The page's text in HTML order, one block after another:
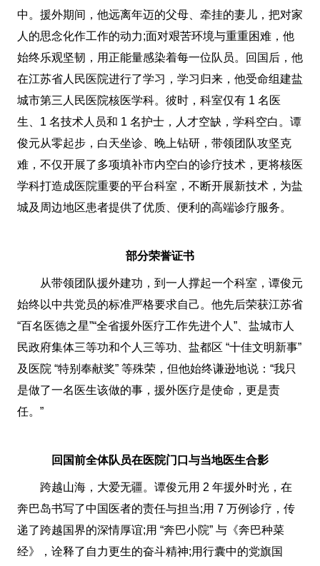
中。援外期间，他远离年迈的父母、牵挂的妻儿，把对家
人的思念化作工作的动力;面对艰苦环境与重重困难，他
始终乐观坚韧，用正能量感染着每一位队员。回国后，他
在江苏省人民医院进行了学习，学习归来，他受命组建盐
城市第三人民医院核医学科。彼时，科室仅有 1 名医
生、1 名技术人员和 1 名护士，人才空缺，学科空白。谭
俊元从零起步，白天坐诊、晚上钻研，带领团队攻坚克
难，不仅开展了多项填补市内空白的诊疗技术，更将核医
学科打造成医院重要的平台科室，不断开展新技术，为盐
城及周边地区患者提供了优质、便利的高端诊疗服务。
部分荣誉证书
从带领团队援外建功，到一人撑起一个科室，谭俊元
始终以中共党员的标准严格要求自己。他先后荣获江苏省
“百名医德之星”“全省援外医疗工作先进个人”、盐城市人
民政府集体三等功和个人三等功、盐都区 “十佳文明新事”
及医院 “特别奉献奖” 等殊荣，但他始终谦逊地说：“我只
是做了一名医生该做的事，援外医疗是使命，更是责
任。”
回国前全体队员在医院门口与当地医生合影
跨越山海，大爱无疆。谭俊元用 2 年援外时光，在
奔巴岛书写了中国医者的责任与担当;用 7 万例诊疗，传
递了跨越国界的深情厚谊;用 “奔巴小院” 与《奔巴种菜
经》，诠释了自力更生的奋斗精神;用行囊中的党旗国